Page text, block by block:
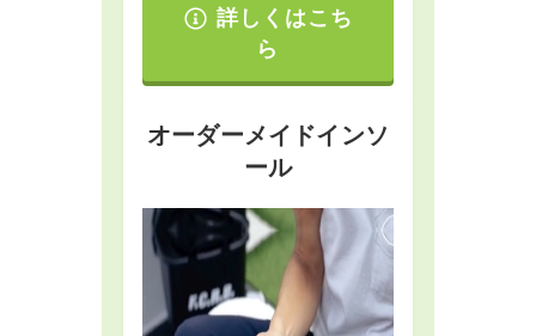
詳しくはこち
ら
オーダーメイドインソ
ール